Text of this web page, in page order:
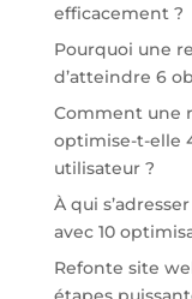
efficacement ?
Pourquoi une
d’atteindre 6
Comment une
optimise-t-elle
utilisateur ?
À qui
avec 10
Refonte site